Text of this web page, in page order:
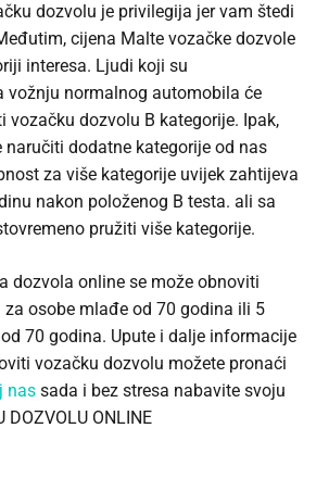
dozvolu je privilegija jer vam štedi
cijena Malte vozačke dozvole
interesa. Ljudi koji su
vožnju normalnog automobila će
vozačku dozvolu B kategorije. Ipak,
naručiti dodatne kategorije od nas
za više kategorije uvijek zahtijeva
nakon položenog B testa. ali sa
pružiti više kategorije.
dozvola online se može obnoviti
osobe mlađe od 70 godina ili 5
70 godina. Upute i dalje informacije
vozačku dozvolu možete pronaći
nas sada i bez stresa nabavite svoju
DOZVOLU ONLINE